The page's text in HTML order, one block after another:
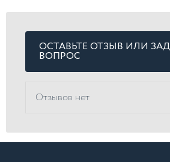
ОСТАВЬТЕ ОТЗЫВ ИЛИ
ВОПРОС
Отзывов нет